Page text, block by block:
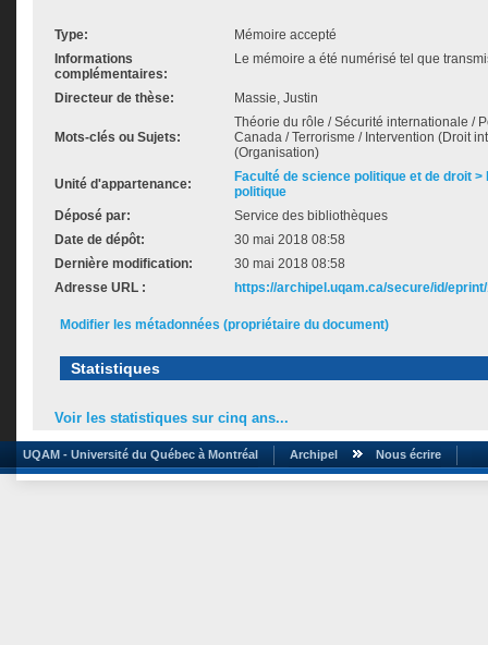
Type:
Mémoire accepté
Informations
complémentaires:
Le mémoire a été numérisé tel que
Directeur de thèse: Massie, Justin
Mots-clés ou Sujets:
Théorie du rôle / Sécurité internationale /
Canada / Terrorisme / Intervention (Droit
(Organisation)
Unité d'appartenance:
Faculté de science politique et de droit
politique
Déposé par:
Service des bibliothèques
Date de dépôt:
30 mai 2018 08:58
Dernière modification:
30 mai 2018 08:58
Adresse URL :
https://archipel.uqam.ca/secure/id/
Modifier les métadonnées (propriétaire du document)
Statistiques
Voir les statistiques sur cinq ans...
UQAM - Université du Québec à Montréal Archipel Nous écrire